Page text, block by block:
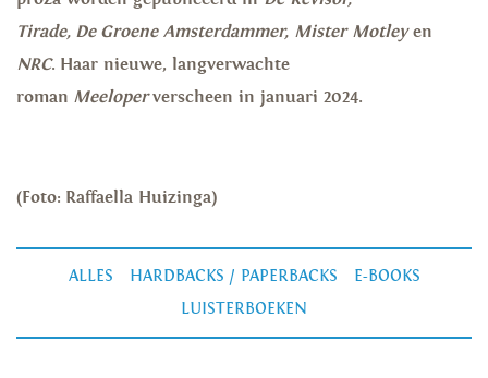
Tirade, De Groene Amsterdammer, Mister Motleyen
NRC. Haar nieuwe, langverwachte
roman Meeloperverscheen in januari 2024.
(Foto: Raffaella Huizinga)
ALLES HARDBACKS / PAPERBACKS
E-BOOKS
LUISTERBOEKEN